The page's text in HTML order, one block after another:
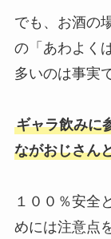
でも、お酒の
の「あわよく
多いのは事実
ギャラ飲みに
ながおじさん
１００％安全
めには注意点